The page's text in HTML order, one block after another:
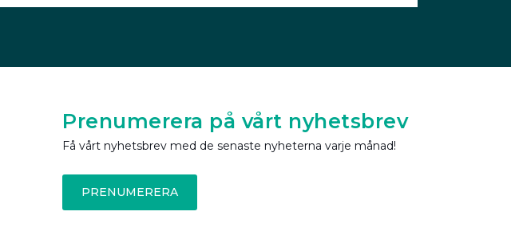
Prenumerera på vårt nyhetsbrev
Få vårt nyhetsbrev med de senaste nyheterna varje månad!
PRENUMERERA